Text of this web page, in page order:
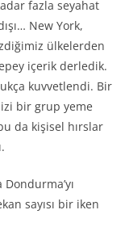
fazla seyahat
New York,
ülkelerden
içerik derledik.
kuvvetlendi. Bir
bir grup yeme
da kişisel hırslar
sayısı bir iken